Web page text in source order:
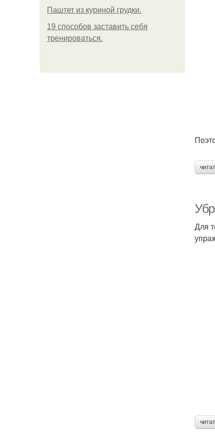
Паштет из куриной грудки.
19 способов заставить себя
тренироваться.
Для